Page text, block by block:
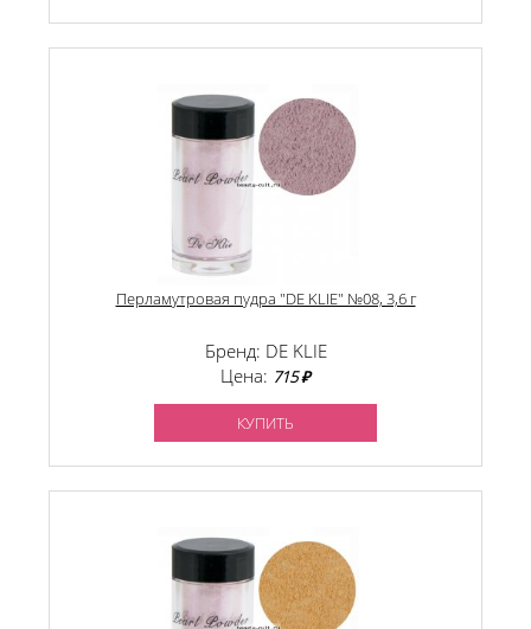
Перламутровая пудра "DE KLIE" №08, 3,6 г
Бренд: DE KLIE
Цена: 715 ₽
КУПИТЬ